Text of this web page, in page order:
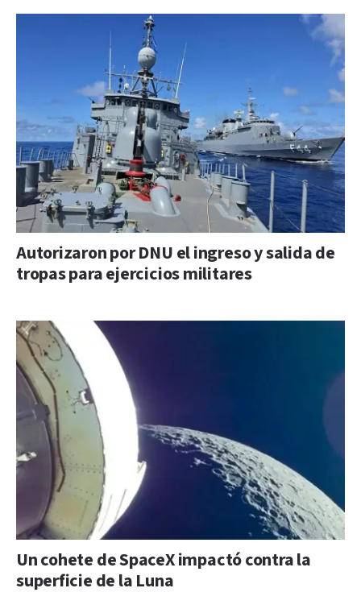
Autorizaron por DNU el ingreso y salida de
tropas para ejercicios militares
Un cohete de SpaceX impactó contra la
superficie de la Luna